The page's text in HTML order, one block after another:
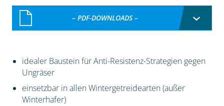
– PDF-DOWNLOADS –
idealer Baustein für Anti-Resistenz-Strategien gegen
Ungräser
einsetzbar in allen Wintergetreidearten (außer
Winterhafer)